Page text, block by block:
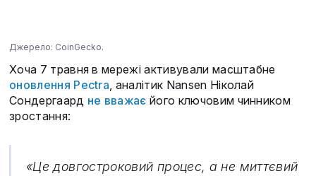
Джерело: CoinGecko.
Хоча 7 травня в мережі активували масштабне
оновлення Pectra, аналітик Nansen Ніколай
Сондергаард не вважає його ключовим чинником
зростання:
«Це довгостроковий процес, а не миттєвий